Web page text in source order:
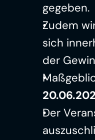
gegeben.
Zudem
sich
der
Der